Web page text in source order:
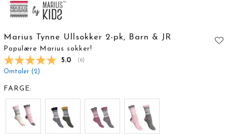
Marius Tynne Ullsokker 2-pk, Barn & JR
Populære Marius sokker!
Gjennomsnittskarakter:
5.0 (stemmer:
6)
Omtaler (2)
FARGE: